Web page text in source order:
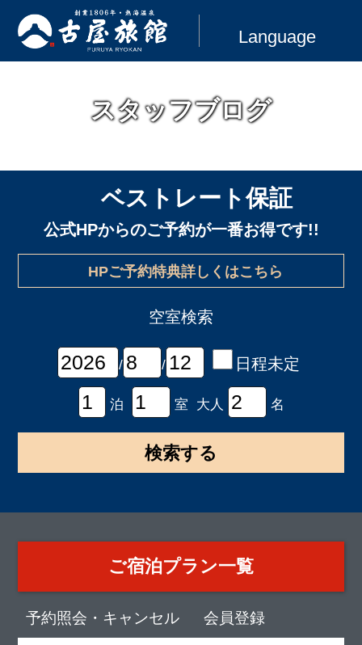
Language
スタッフブログ
ベストレート保証
公式HPからのご予約が一番お得です!!
HPご予約特典詳しくはこちら
空室検索
/ / 日程未定
泊 室 大人 名
ご宿泊プラン一覧
予約照会・キャンセル 会員登録